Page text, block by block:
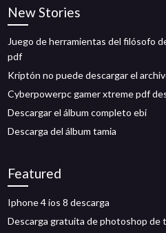
New Stories
Juego de herramientas del filósofo
pdf
Kriptón no puede descargar el
Cyberpowerpc gamer xtreme pdf
Descargar el álbum completo ebi
Descarga del álbum tamia
Featured
Iphone 4 ios 8 descarga
Descarga gratuita de photoshop de